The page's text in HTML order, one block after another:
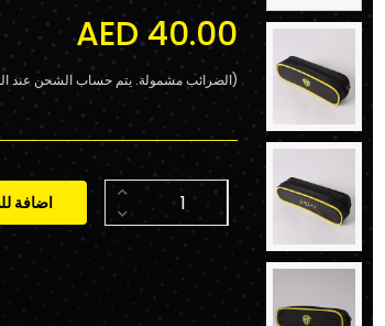
AED 40.00
(الضرائب مشمولة. يتم حساب الشحن عند
اضافة